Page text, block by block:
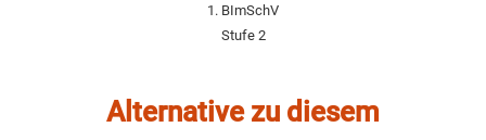
1. BImSchV
Stufe 2
Alternative zu diesem